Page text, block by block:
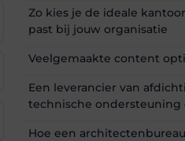
Zo kies je de ideale
past bij jouw organisatie
Veelgemaakte content
Een leverancier van
technische ondersteuning
Hoe een